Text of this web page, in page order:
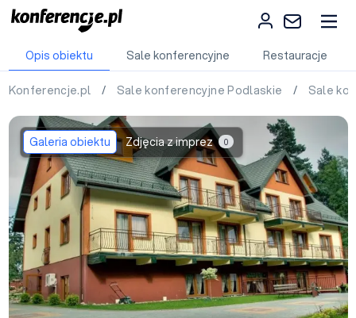
Opis obiektu Sale konferencyjne Restauracje
Konferencje.pl / Sale konferencyjne Podlaskie / Sale
Galeria obiektu Zdjęcia z imprez 0